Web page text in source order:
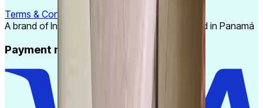
Terms & Conditions
A brand of Ingeniarte Consultores S.A. registered in Panamá
Payment methods